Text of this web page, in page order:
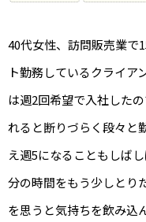
40代女性、訪問販売業で
ト勤務しているクライア
は週2回希望で入社した
れると断りづらく段々と
え週5になることもしば
分の時間をもう少しとり
を思うと気持ちを飲み込